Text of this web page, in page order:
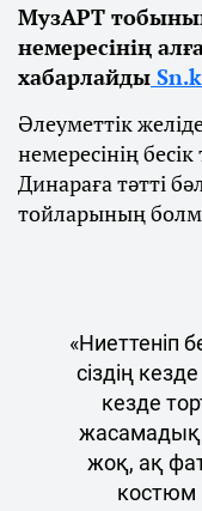
МузАРТ
немересінің
хабарлайды
Әлеуметтік
немересінің
Динараға тәтті
тойларының
«Ниеттеніп
сіздің
кезде
жоқ, ақ
костюм